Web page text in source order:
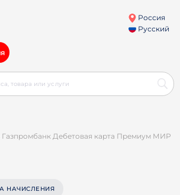
Россия
Русский
Газпромбанк Дебетовая карта Премиум МИР
НАЧИСЛЕНИЯ